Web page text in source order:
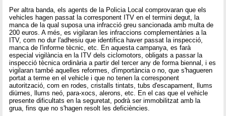
Per altra banda, els agents de la Policia Local comprovaran que els
vehicles hagen passat la corresponent ITV en el termini degut, la
manca de la qual suposa una infracció greu sancionada amb multa de
200 euros. A més, es vigilaran les infraccions complementàries a la
ITV, com no dur l'adhesiu que identifica haver passat la inspecció,
manca de l'informe tècnic, etc. En aquesta campanya, es farà
especial vigilància en la ITV dels ciclomotors, obligats a passar la
inspecció tècnica ordinària a partir del tercer any de forma biennal, i es
vigilaran també aquelles reformes, d'importància o no, que s'hagueren
portat a terme en el vehicle i que no tenen la corresponent
autorització, com en rodes, cristalls tintats, tubs d'escapament, llums
diürnes, llums neó, para-xocs, alerons, etc. En el cas que el vehicle
presente dificultats en la seguretat, podrà ser immobilitzat amb la
grua, fins que no s'hagen resolt les deficiències.